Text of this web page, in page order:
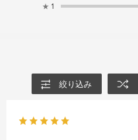
★ 1
絞り込み